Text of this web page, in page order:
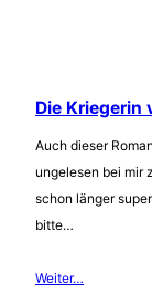
Die Kriegerin
Auch dieser
ungelesen bei mir
schon länger
bitte…
Weiter…